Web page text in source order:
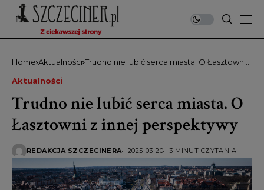
Home Aktualności Trudno nie lubić serca miasta. O Łasztowni z
Aktualności
Trudno nie lubić serca miasta. O
Łasztowni z innej perspektywy
REDAKCJA SZCZECINERA 2025-03-20 3 MINUT CZYTANIA